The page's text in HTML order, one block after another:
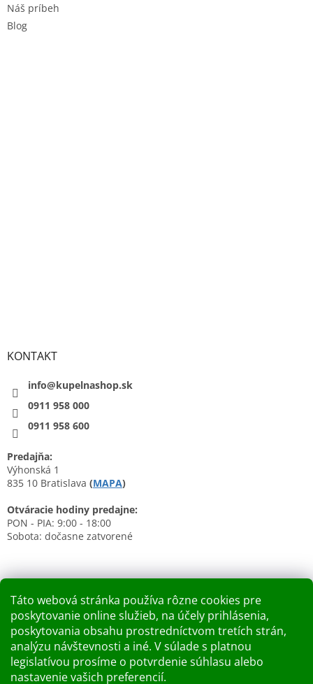
Táto webová stránka používa rôzne cookies pre
poskytovanie online služieb, na účely prihlásenia,
poskytovania obsahu prostredníctvom tretích strán,
analýzu návštevnosti a iné. V súlade s platnou
legislatívou prosíme o potvrdenie súhlasu alebo
nastavenie vašich preferencií.
Náš príbeh
Blog
KONTAKT
info@kupelnashop.sk
0911 958 000
0911 958 600
Predajňa:
Výhonská 1
835 10 Bratislava (MAPA)
Otváracie hodiny predajne:
PON - PIA: 9:00 - 18:00
Sobota: dočasne zatvorené
Nákupný košík
0KS / 0 €